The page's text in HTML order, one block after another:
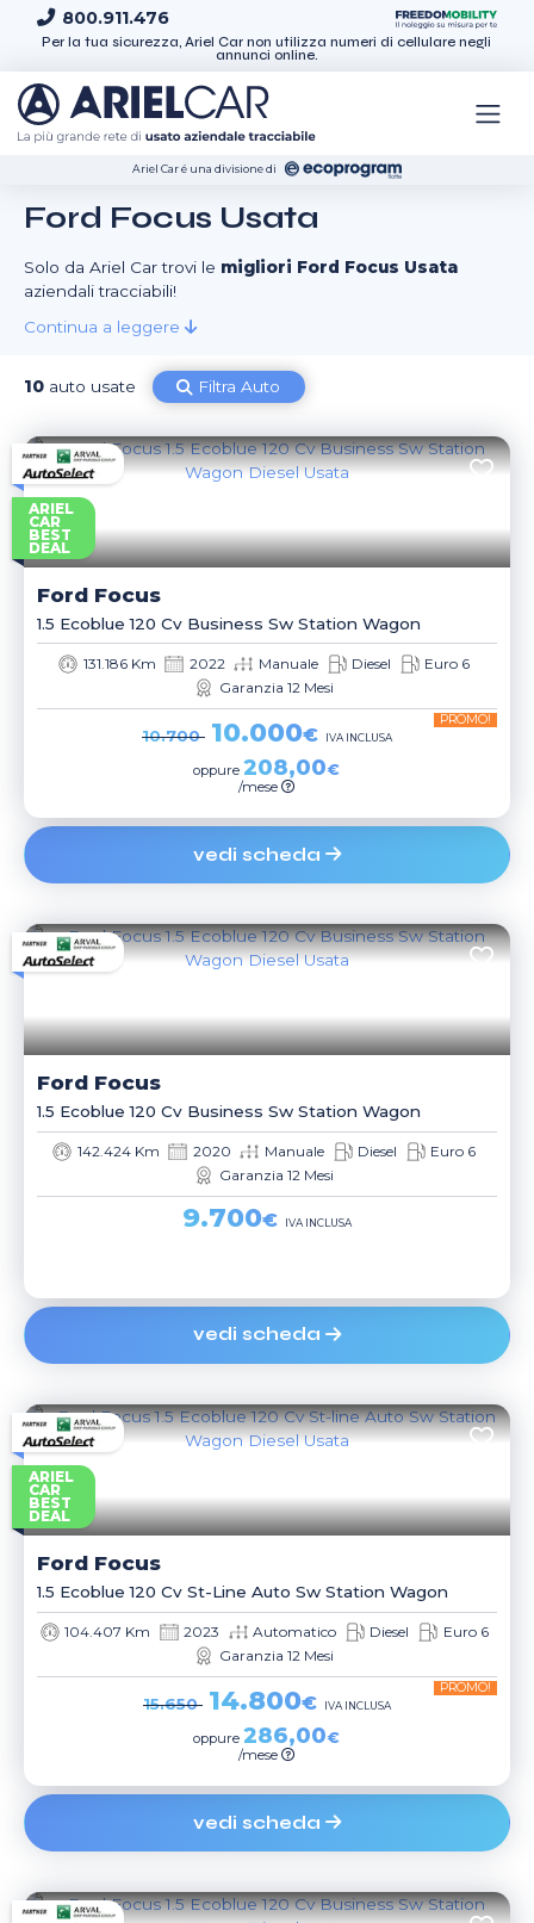
Skip to content
800.911.476
Per la tua sicurezza, Ariel Car non utilizza numeri di cellulare negli
annunci online.
Ariel Car é una divisione di
Ford Focus Usata
Solo da Ariel Car trovi le migliori Ford Focus Usata
aziendali tracciabili!
Continua a leggere
10 auto usate Filtra Auto
ARIEL
CAR
BEST
DEAL
Ford Focus
1.5 Ecoblue 120 Cv Business Sw Station Wagon
131.186 Km 2022 Manuale Diesel
Euro 6
Garanzia 12 Mesi
10.700 10.000€
PROMO!
IVA INCLUSA
oppure 208,00€
/mese
vedi scheda
Ford Focus
1.5 Ecoblue 120 Cv Business Sw Station Wagon
142.424 Km 2020 Manuale Diesel
Euro 6
Garanzia 12 Mesi
9.700€ IVA INCLUSA
vedi scheda
ARIEL
CAR
BEST
DEAL
Ford Focus
1.5 Ecoblue 120 Cv St-Line Auto Sw Station Wagon
104.407 Km 2023 Automatico Diesel
Euro 6
Garanzia 12 Mesi
15.650 14.800€
PROMO!
IVA INCLUSA
oppure 286,00€
/mese
vedi scheda